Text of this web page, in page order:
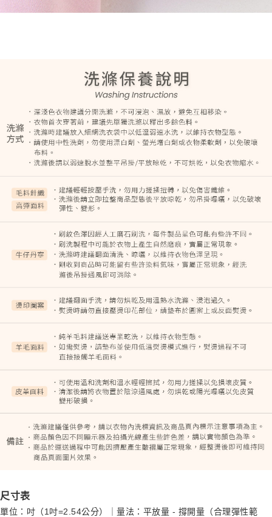
尺寸表
單位：吋（1吋=2.54公分）｜量法：平放量 - 撐開量（合理彈性範